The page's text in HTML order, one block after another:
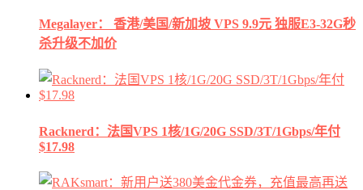
Megalayer： 香港/美国/新加坡 VPS 9.9元 独服E3-32G秒
杀升级不加价
Racknerd：法国VPS 1核/1G/20G SSD/3T/1Gbps/年付
$17.98